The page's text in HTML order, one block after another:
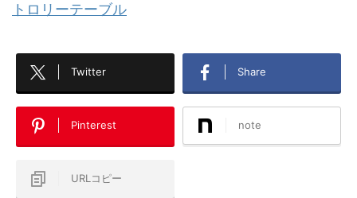
トロリーテーブル
Twitter Share
Pinterest note
URLコピー